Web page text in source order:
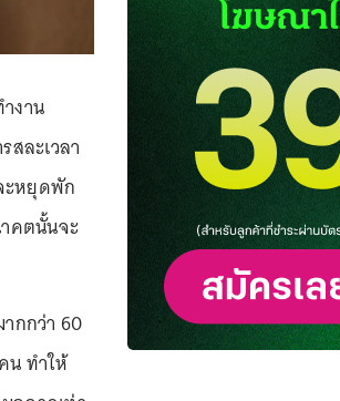
งาน
ละเวลา
ะหยุดพัก
คตนั้นจะ
กกว่า 60
น ทำให้